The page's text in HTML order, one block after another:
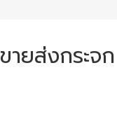
ขายส่งกระจ